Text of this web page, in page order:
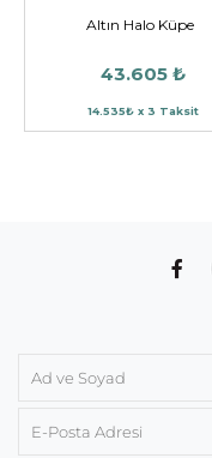
Altın Halo Küpe
43.605 ₺
14.535₺ x 3 Taksit